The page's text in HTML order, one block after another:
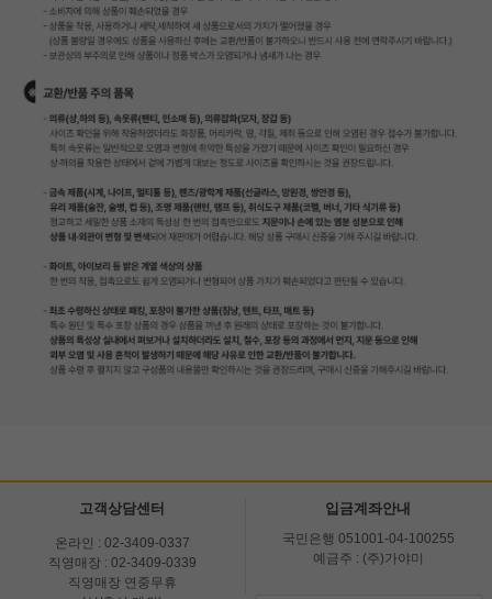
고객상담센터
온라인 : 02-3409-0337
직영매장 : 02-3409-0339
직영매장 연중무휴
입금계좌안내
국민은행 051001-04-100255
예금주 : (주)가야미